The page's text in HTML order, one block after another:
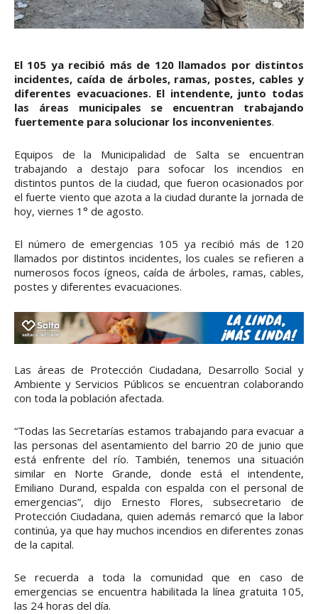
El 105 ya recibió más de 120 llamados por distintos
incidentes, caída de árboles, ramas, postes, cables y
diferentes evacuaciones. El intendente, junto todas
las áreas municipales se encuentran trabajando
fuertemente para solucionar los inconvenientes.
Equipos de la Municipalidad de Salta se encuentran
trabajando a destajo para sofocar los incendios en
distintos puntos de la ciudad, que fueron ocasionados por
el fuerte viento que azota a la ciudad durante la jornada de
hoy, viernes 1° de agosto.
El número de emergencias 105 ya recibió más de 120
llamados por distintos incidentes, los cuales se refieren a
numerosos focos ígneos, caída de árboles, ramas, cables,
postes y diferentes evacuaciones.
Las áreas de Protección Ciudadana, Desarrollo Social y
Ambiente y Servicios Públicos se encuentran colaborando
con toda la población afectada.
“Todas las Secretarías estamos trabajando para evacuar a
las personas del asentamiento del barrio 20 de junio que
está enfrente del río. También, tenemos una situación
similar en Norte Grande, donde está el intendente,
Emiliano Durand, espalda con espalda con el personal de
emergencias”, dijo Ernesto Flores, subsecretario de
Protección Ciudadana, quien además remarcó que la labor
continúa, ya que hay muchos incendios en diferentes zonas
de la capital.
Se recuerda a toda la comunidad que en caso de
emergencias se encuentra habilitada la línea gratuita 105,
las 24 horas del día.